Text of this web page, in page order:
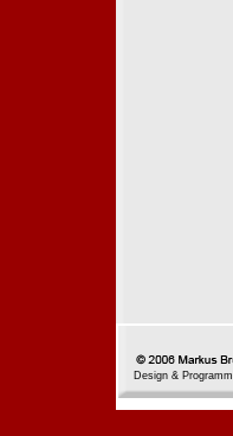
Design &